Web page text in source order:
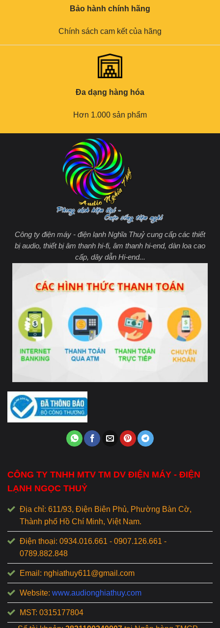
Bảo hành chính hãng
Chính sách cam kết của hãng
Đa dạng hàng hóa
Hơn 1.000 sản phẩm
Công ty điện máy - điện lạnh Nghĩa Thuỷ cung cấp các thiết
bị audio, thiết bị âm thanh hi-fi, âm thanh hi-end, dàn loa cao
cấp, dây dẫn Hi-end...
CÔNG TY TNHH MTV TM DV ĐIỆN MÁY - ĐIỆN
LẠNH NGỌC THUỶ
Địa chỉ: 611/93, Điện Biên Phủ, Phường Bàn Cờ,
Thành phố Hồ Chí Minh, Việt Nam.
Điện thoại: 0934.016.661 - 0907.126.661 -
0789.882.848
Email: nghiathuy611@gmail.com
Website: www.audionghiathuy.com
MST: 0315177804